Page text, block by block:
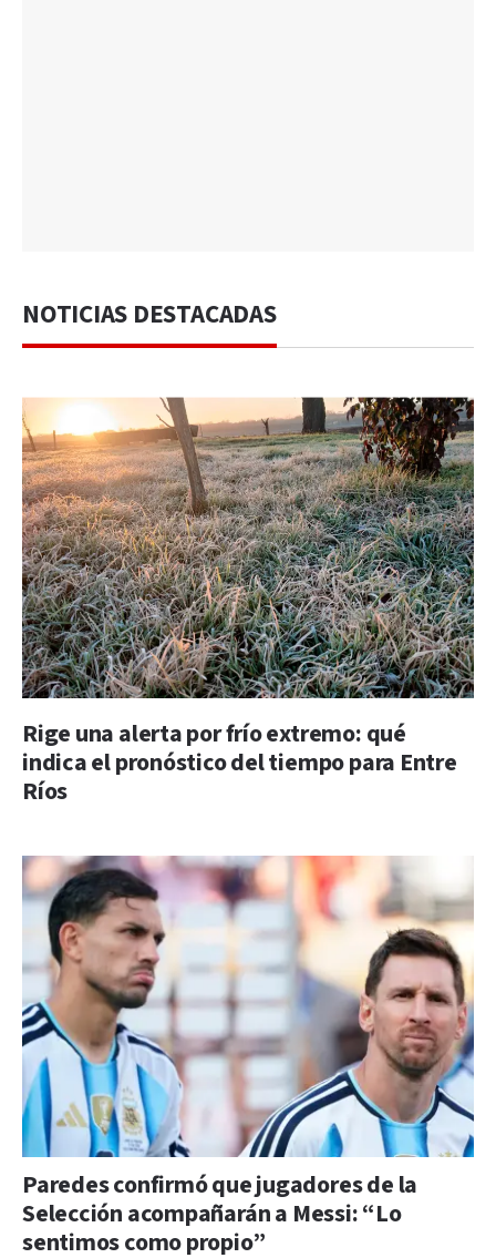
NOTICIAS DESTACADAS
Rige una alerta por frío extremo: qué
indica el pronóstico del tiempo para Entre
Ríos
Paredes confirmó que jugadores de la
Selección acompañarán a Messi: “Lo
sentimos como propio”